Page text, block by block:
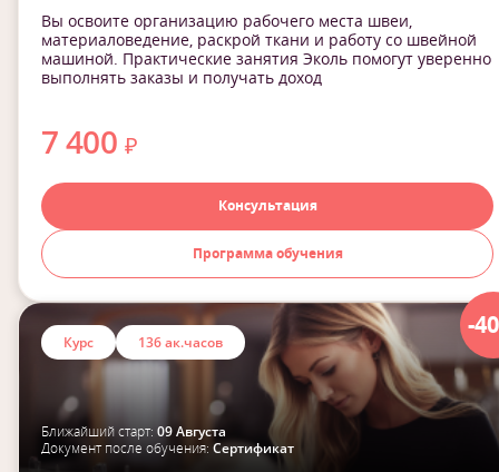
Вы освоите организацию рабочего места швеи,
материаловедение, раскрой ткани и работу со швейной
машиной. Практические занятия Эколь помогут уверенно
выполнять заказы и получать доход
7 400 ₽
Консультация
Программа обучения
-
Курс 136 ак.часов
Ближайший старт: 09 Августа
Документ после обучения: Сертификат